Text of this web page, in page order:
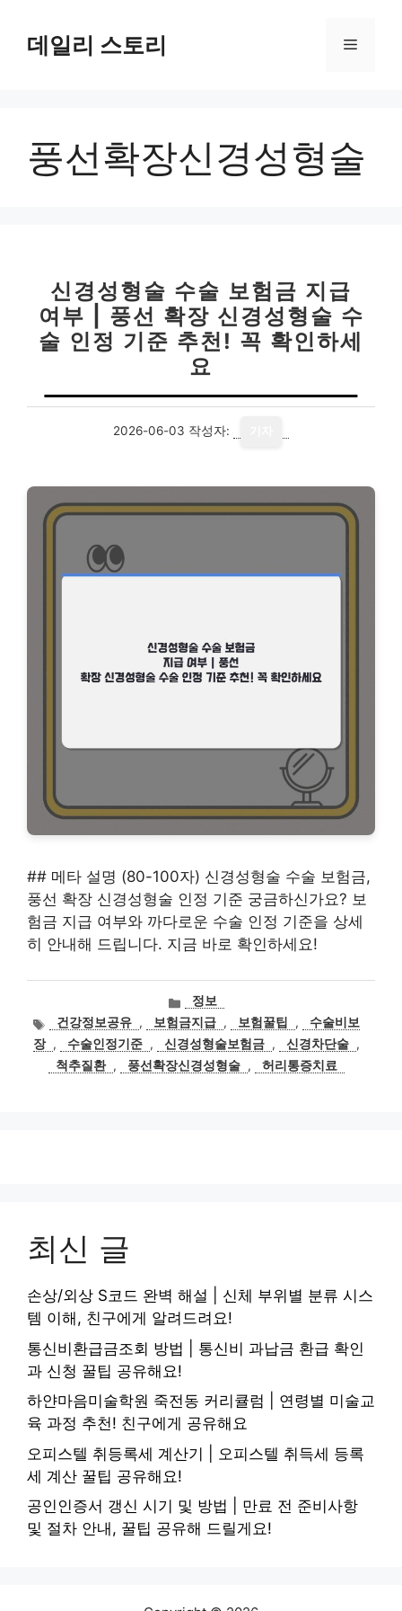
데일리 스토리 메
풍선확장신경성형술
신경성형술 수술 보험금 지급
여부 | 풍선 확장 신경성형술 수
술 인정 기준 추천! 꼭 확인하세
요
2026-06-03 작성자:
## 메타 설명 (80-100자) 신경성형술 수술 보험금,
풍선 확장 신경성형술 인정 기준 궁금하신가요? 보
험금 지급 여부와 까다로운 수술 인정 기준을 상세
히 안내해 드립니다. 지금 바로 확인하세요!
카
테
고
리
정보
태건강정보공유 , 보험금지급 , 보험꿀팁 ,
수술비보
장 , 수술인정기준 , 신경성형술보험금 , 신경차단술 ,
척추질환 , 풍선확장신경성형술 , 허리통증치료
최신 글
손상/외상 S코드 완벽 해설 | 신체 부위별 분류 시스
템 이해, 친구에게 알려드려요!
통신비환급금조회 방법 | 통신비 과납금 환급 확인
과 신청 꿀팁 공유해요!
하얀마음미술학원 죽전동 커리큘럼 | 연령별 미술교
육 과정 추천! 친구에게 공유해요
오피스텔 취등록세 계산기 | 오피스텔 취득세 등록
세 계산 꿀팁 공유해요!
공인인증서 갱신 시기 및 방법 | 만료 전 준비사항
및 절차 안내, 꿀팁 공유해 드릴게요!